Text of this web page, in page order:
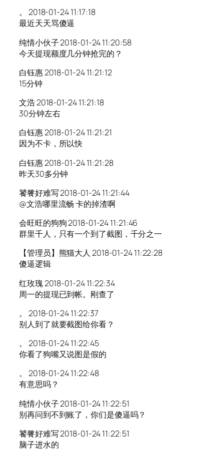
。 2018-01-24 11:17:18
最近天天骂傻逼
纯情小伙子 2018-01-24 11:20:58
今天提现额度几分钟抢完的？
白钰惠 2018-01-24 11:21:12
15分钟
文浩 2018-01-24 11:21:18
30分钟左右
白钰惠 2018-01-24 11:21:21
因为不卡，所以快
白钰惠 2018-01-24 11:21:28
昨天30多分钟
饕餮好难写 2018-01-24 11:21:44
@文浩哪里流畅 卡的掉渣啊
会旺旺的狗狗 2018-01-24 11:21:46
群里千人，只有一个到了截图，千分之一
【管理员】熊猫大人 2018-01-24 11:22:28
傻逼逻辑
红玫瑰 2018-01-24 11:22:34
周一的提现已到帐。刚查了
。 2018-01-24 11:22:37
别人到了就要截图给你看？
。 2018-01-24 11:22:45
你看了狗嘴又说图是假的
。 2018-01-24 11:22:48
有意思吗？
纯情小伙子 2018-01-24 11:22:51
别再问到不到账了，你们是傻逼吗？
饕餮好难写 2018-01-24 11:22:51
脑子进水的